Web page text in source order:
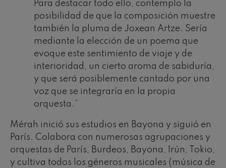
Para destacar todo ello, contemplo la
posibilidad de que la composición muestre
también la pluma de Joxean Artze. Sería
mediante la elección de un poema que
evoque este sentimiento de viaje y de
interioridad, un cierto aroma de sabiduría,
y que será posiblemente cantado por una
voz que se integraría en la propia
orquesta.”
Mérah inició sus estudios en Bayona y siguió en
París. Colabora con numerosas agrupaciones y
orquestas de París, Burdeos, Bayona, Irún, Tokio,
y cultiva todos los géneros musicales (música de